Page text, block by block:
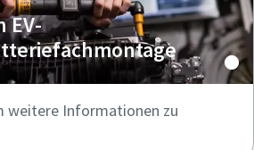
EV-
weitere Informationen zu